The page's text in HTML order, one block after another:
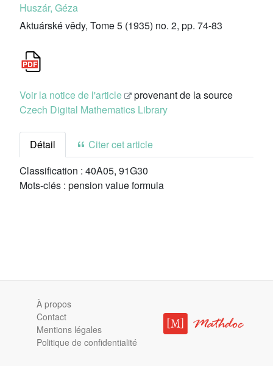
Huszár, Géza
Aktuárské vědy, Tome 5 (1935) no. 2, pp. 74-83
Voir la notice de l'article
provenant de la source
Czech Digital Mathematics Library
Détail
Citer cet article
Classification : 40A05, 91G30
Mots-clés : pension value formula
À propos
Contact
Mentions légales
Politique de confidentialité